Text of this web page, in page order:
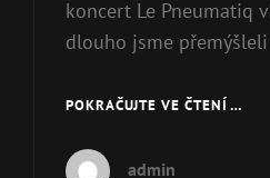
koncert Le Pneumatiq
dlouho jsme
POKRAČUJTE VE ČTENÍ …
admin